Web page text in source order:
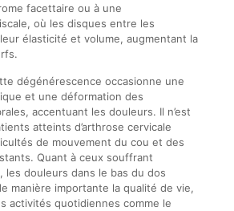
facettaire ou à une
où les disques entre les
élasticité et volume, augmentant la
dégénérescence occasionne une
et une déformation des
accentuant les douleurs. Il n’est
atteints d’arthrose cervicale
de mouvement du cou et des
Quant à ceux souffrant
les douleurs dans le bas du dos
manière importante la qualité de vie,
activités quotidiennes comme le